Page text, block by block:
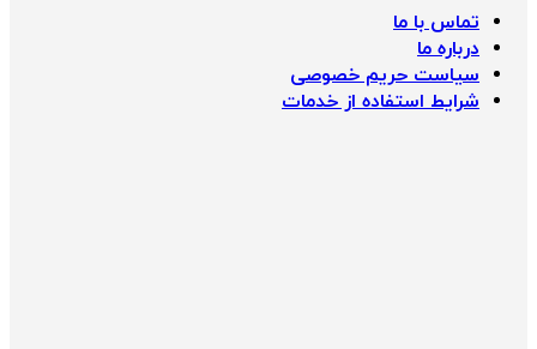
تماس با ما
درباره ما
سیاست حریم خصوصی
شرایط استفاده از خدمات